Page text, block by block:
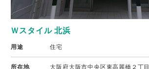
Ｗスタイル 北浜
用途 住宅
所在地 大阪府大阪市中央区東高麗橋２丁目